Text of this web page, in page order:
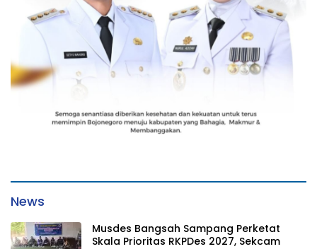
News
Musdes Bangsah Sampang Perketat
Skala Prioritas RKPDes 2027, Sekcam